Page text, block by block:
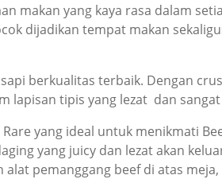
makan yang kaya rasa dalam
dijadikan tempat makan
berkualitas terbaik. Dengan
lapisan tipis yang lezat dan
yang ideal untuk menikmati
yang juicy dan lezat akan
pemanggang beef di atas